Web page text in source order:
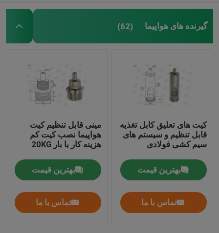
سیستم آویزان سقف
لامپ سوئیچ مفصل
گیرنده های هواپیما (62)
کیت های تعلیق کابل تغذیه
قابل تنظیم و سیستم های
سیم کشی فولادی
بهترین قیمت
تماس با ما
مینی قابل تنظیم کیت
هواپیما نصب کیت کم
هزینه کار با بار 20KG
بهترین قیمت
تماس با ما